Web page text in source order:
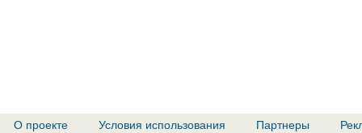
О проекте Условия использования Партнеры